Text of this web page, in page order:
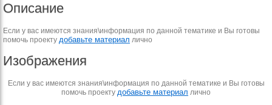
Описание
Если у вас имеются знания\информация по данной тематике и Вы готовы
помочь проекту добавьте материал лично
Изображения
Если у вас имеются знания\информация по данной тематике и Вы готовы
помочь проекту добавьте материал лично